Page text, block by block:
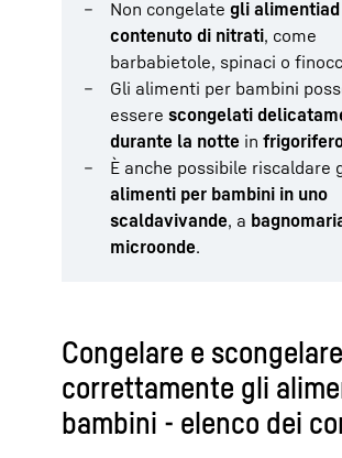
Non congelate gli alimenti
contenuto di nitrati, come
barbabietole, spinaci o
Gli alimenti per bambini
essere scongelati
durante la notte in
È anche possibile riscaldare
alimenti per bambini in uno
scaldavivande, a
microonde.
Congelare e scongelare
correttamente gli
bambini - elenco dei